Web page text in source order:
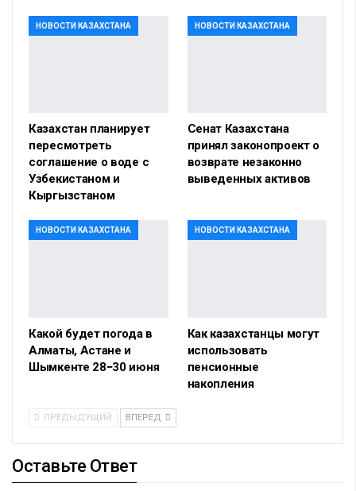
НОВОСТИ КАЗАХСТАНА
Казахстан планирует
пересмотреть
соглашение о воде с
Узбекистаном и
Кыргызстаном
НОВОСТИ КАЗАХСТАНА
Сенат Казахстана
принял законопроект о
возврате незаконно
выведенных активов
НОВОСТИ КАЗАХСТАНА
Какой будет погода в
Алматы, Астане и
Шымкенте 28−30 июня
НОВОСТИ КАЗАХСТАНА
Как казахстанцы могут
использовать
пенсионные
накопления
ПРЕДЫДУЩИЙ ВПЕРЕД
Оставьте Ответ